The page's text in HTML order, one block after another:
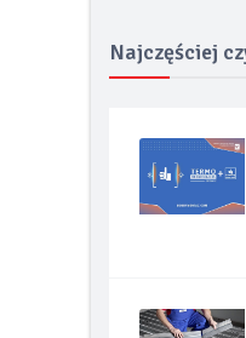
Najczęściej